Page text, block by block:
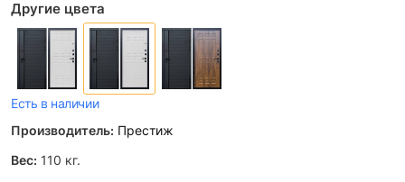
Другие цвета
Есть в наличии
Производитель: Престиж
Вес: 110 кг.